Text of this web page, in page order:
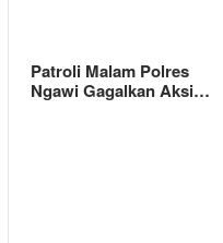
Patroli Malam Polres
Ngawi Gagalkan Aksi…